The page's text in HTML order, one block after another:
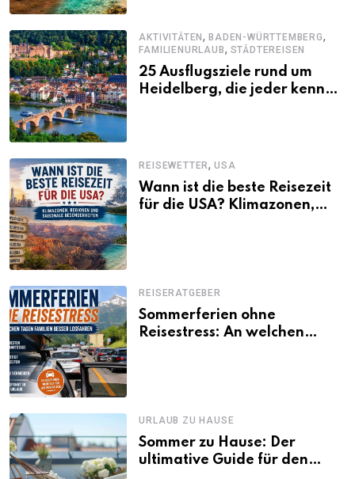
AKTIVITÄTEN,BADEN-WÜRTTEMBERG,
FAMILIENURLAUB, STÄDTEREISEN
25 Ausflugsziele rund um
Heidelberg, die jeder kennen
REISEWETTER,USA
Wann ist die beste Reisezeit
für die USA? Klimazonen,
REISERATGEBER
Sommerferien ohne
Reisestress: An welchen
URLAUB ZU HAUSE
Sommer zu Hause: Der
ultimative Guide für den